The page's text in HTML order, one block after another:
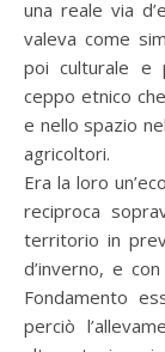
una reale via
valeva come
poi culturale e
ceppo etnico
e nello spazio
agricoltori.
Era la loro
reciproca
territorio in
d’inverno, e
Fondamento
perciò